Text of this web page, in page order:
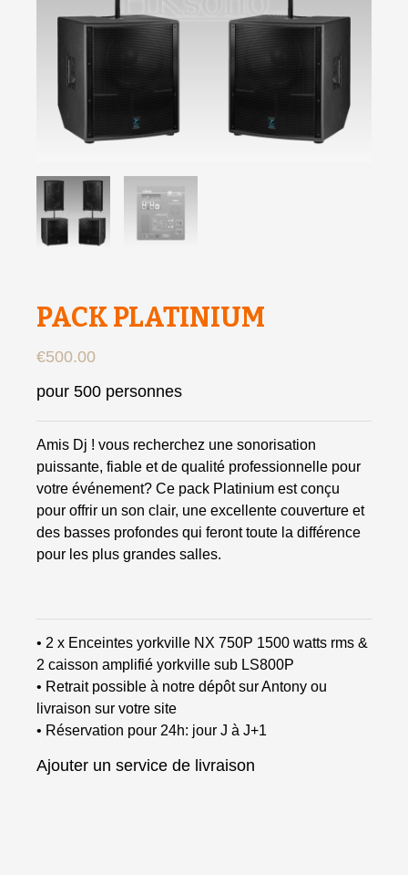
PACK PLATINIUM
€500.00
pour 500 personnes
Amis Dj ! vous recherchez une sonorisation
puissante, fiable et de qualité professionnelle pour
votre événement? Ce pack Platinium est conçu
pour offrir un son clair, une excellente couverture et
des basses profondes qui feront toute la différence
pour les plus grandes salles.
• 2 x Enceintes yorkville NX 750P 1500 watts rms &
2 caisson amplifié yorkville sub LS800P
• Retrait possible à notre dépôt sur Antony ou
livraison sur votre site
• Réservation pour 24h: jour J à J+1
Ajouter un service de livraison